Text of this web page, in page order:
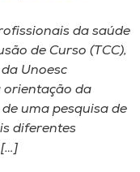
da saúde
de Curso (TCC),
Unoesc
orientação da
uma pesquisa de
diferentes
[…]